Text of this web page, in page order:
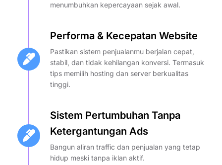
menumbuhkan kepercayaan sejak awal.
Performa & Kecepatan Website
Pastikan sistem penjualanmu berjalan cepat,
stabil, dan tidak kehilangan konversi. Termasuk
tips memilih hosting dan server berkualitas
tinggi.
Sistem Pertumbuhan Tanpa
Ketergantungan Ads
Bangun aliran traffic dan penjualan yang tetap
hidup meski tanpa iklan aktif.